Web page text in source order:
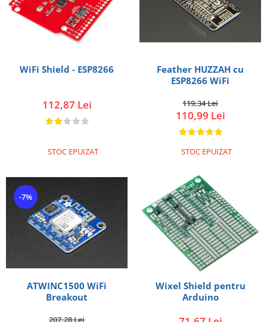
WiFi Shield - ESP8266
112,87 Lei
STOC EPUIZAT
Feather HUZZAH cu
ESP8266 WiFi
119,34 Lei
110,99 Lei
STOC EPUIZAT
-7%
ATWINC1500 WiFi
Breakout
207,28 Lei
Wixel Shield pentru
Arduino